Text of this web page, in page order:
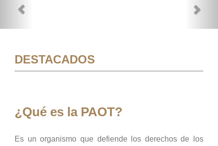
DESTACADOS
¿Qué es la PAOT?
Es un organismo que defiende los derechos de los